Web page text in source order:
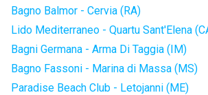
Bagno Balmor - Cervia (RA)
Lido Mediterraneo - Quartu Sant'Elena
Bagni Germana - Arma Di Taggia (IM)
Bagno Fassoni - Marina di Massa (MS)
Paradise Beach Club - Letojanni (ME)